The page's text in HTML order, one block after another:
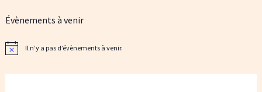
Évènements à venir
N
Il n’y a pas d’évènements à venir.